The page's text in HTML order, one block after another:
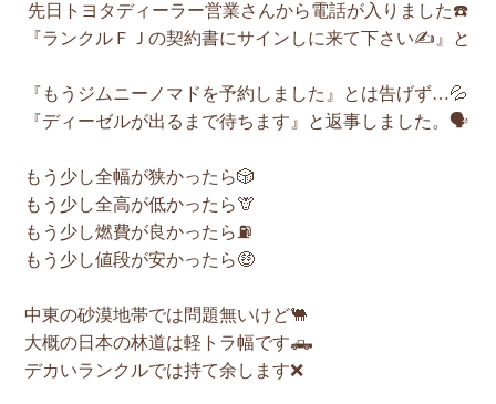
先日トヨタディーラー営業さんから電話が入りました☎️
『ランクルＦＪの契約書にサインしに来て下さい✍️』と
『もうジムニーノマドを予約しました』とは告げず…💦
『ディーゼルが出るまで待ちます』と返事しました。🗣️
もう少し全幅が狭かったら🎲
もう少し全高が低かったら🦒
もう少し燃費が良かったら⛽️
もう少し値段が安かったら🤑
中東の砂漠地帯では問題無いけど🐫
大概の日本の林道は軽トラ幅です🛻
デカいランクルでは持て余します❌